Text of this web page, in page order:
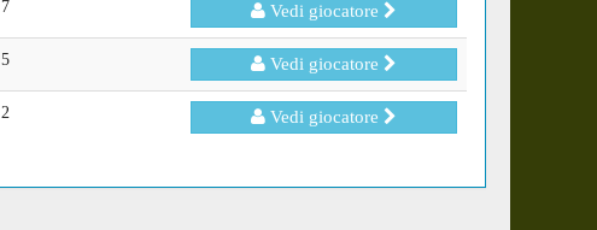
7 Vedi giocatore
5 Vedi giocatore
2 Vedi giocatore